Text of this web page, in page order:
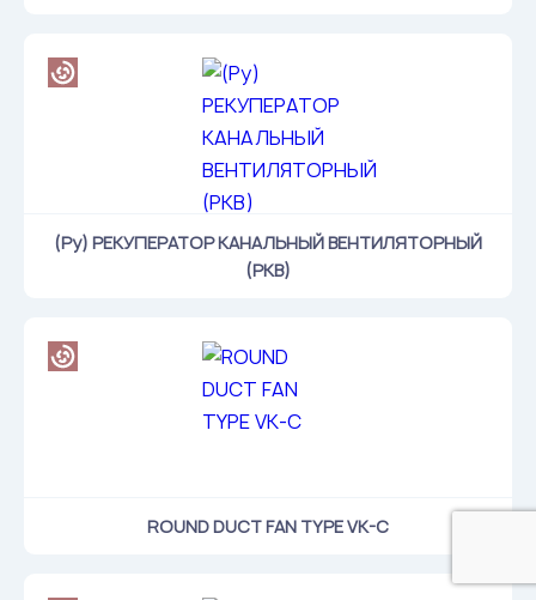
(Ру) РЕКУПЕРАТОР КАНАЛЬНЫЙ ВЕНТИЛЯТОРНЫЙ
(РКВ)
ROUND DUCT FAN TYPE VK-C